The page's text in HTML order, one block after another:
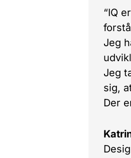
“IQ
Jeg
Jeg
sig,
Der